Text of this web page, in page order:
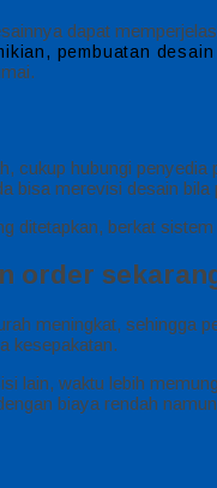
dapat
pembuatan
cukup hubungi
bisa merevisi desain
ditetapkan, berkat
order
meningkat, sehingga
kesepakatan.
lain, waktu lebih
biaya rendah